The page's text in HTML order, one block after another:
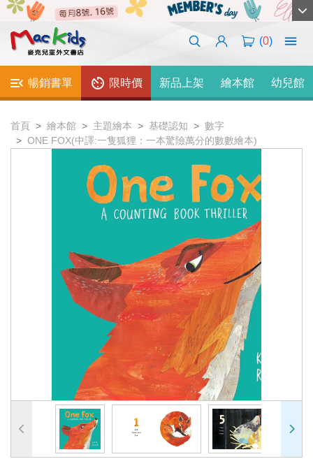
(0)
暢銷書單 限時價 新品上架 繪本館 幼兒館
首頁 繪本館 主題繪本 基礎認知
數字
ONE FOX(中譯:一隻狐狸：一本驚險萬分的數數繪本)